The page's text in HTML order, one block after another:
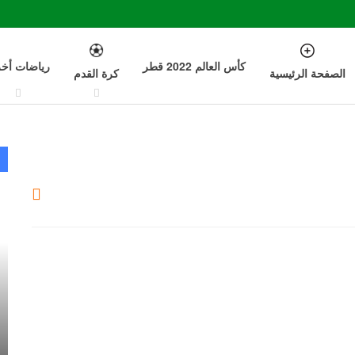
الصفحة الرئيسية كأس العالم 2022 قطر كرة القدم رياضات